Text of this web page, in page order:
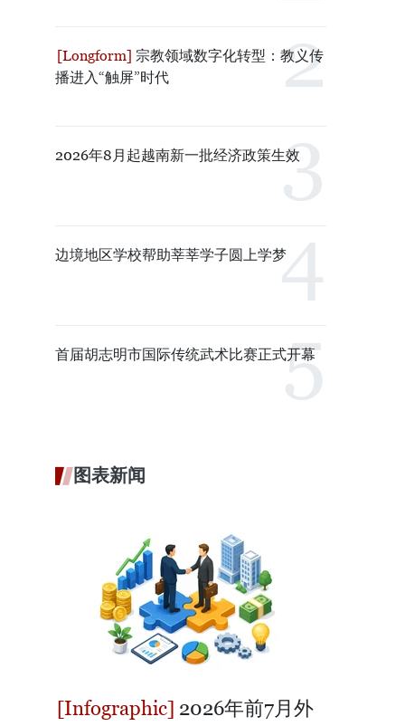
宗教领域数字化转型：教义传
播进入“触屏”时代
2026年8月起越南新一批经济政策生效
边境地区学校帮助莘莘学子圆上学梦
首届胡志明市国际传统武术比赛正式开幕
图表新闻
2026年前7月外